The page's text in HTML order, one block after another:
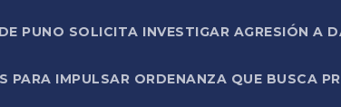
PUNO SOLICITA INVESTIGAR AGRESIÓN A
PARA IMPULSAR ORDENANZA QUE BUSCA